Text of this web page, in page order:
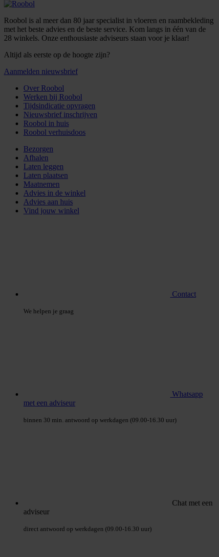
Roobol is al meer dan 80 jaar specialist in vloeren en raambekleding
met het beste advies en de beste service. Kom langs in één van de
28 winkels. Onze enthousiaste adviseurs staan voor je klaar!
Altijd als eerste op de hoogte zijn?
Aanmelden nieuwsbrief
Over Roobol
Werken bij Roobol
Tijdsindicatie opvragen
Nieuwsbrief inschrijven
Roobol in huis
Roobol verhuisdoos
Bezorgen
Afhalen
Laten leggen
Laten plaatsen
Maatnemen
Advies in de winkel
Advies aan huis
Vind jouw winkel
Contact
We helpen je graag
Whatsapp
met een adviseur
binnen 30 min. antwoord op werkdagen (09.00-16.30 uur)
Chat met een
adviseur
direct antwoord op werkdagen (09.00-16.30 uur)